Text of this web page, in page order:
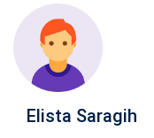
Elista Saragih